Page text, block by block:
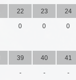
22 23 24
0 0 0
39 40 41
- - -